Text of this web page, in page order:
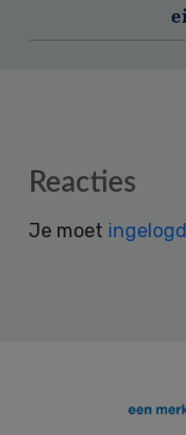
Reader
Reacties
Je moet